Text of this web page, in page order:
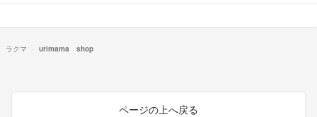
ラクマ urimama shop
ページの上へ戻る